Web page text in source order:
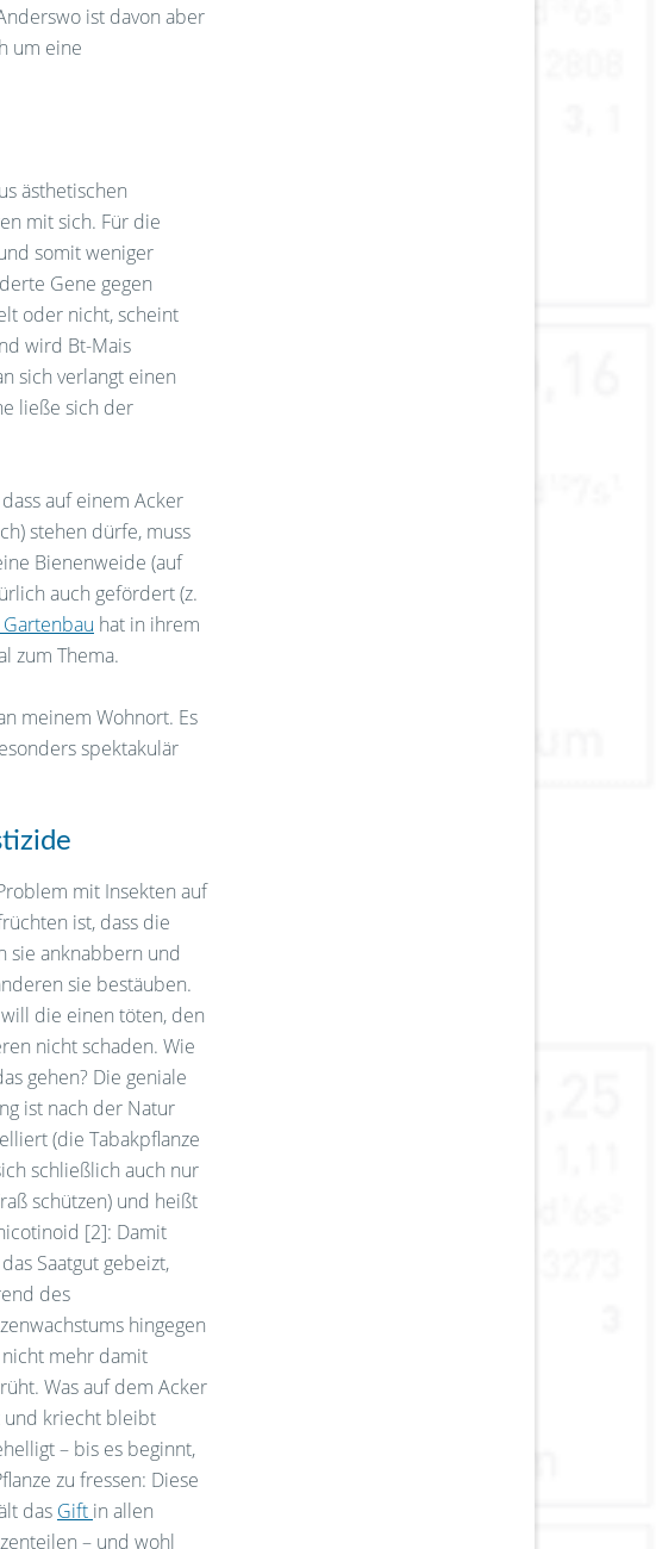
ist davon aber
um eine
ästhetischen
mit sich. Für die
somit weniger
Gene gegen
oder nicht, scheint
wird Bt-Mais
sich verlangt einen
ließe sich der
auf einem Acker
stehen dürfe, muss
Bienenweide (auf
auch gefördert (z.
hat in ihrem
zum Thema.
meinem Wohnort. Es
spektakulär
mit Insekten auf
ist, dass die
sie anknabbern und
sie bestäuben.
die einen töten, den
nicht schaden. Wie
gehen? Die geniale
ist nach der Natur
(die Tabakpflanze
schließlich auch nur
schützen) und heißt
[2]: Damit
Saatgut gebeizt,
des
hingegen
mehr damit
Was auf dem Acker
und kriecht bleibt
– bis es beginnt,
zu fressen: Diese
das Gift in allen
– und wohl